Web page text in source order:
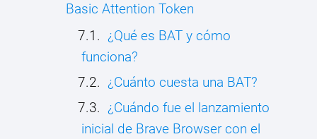
Basic Attention Token
¿Qué es BAT y cómo
funciona?
¿Cuánto cuesta una BAT?
¿Cuándo fue el lanzamiento
inicial de Brave Browser con el